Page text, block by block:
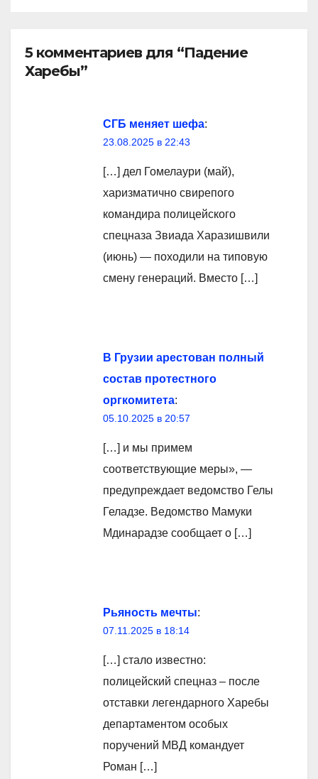
5 комментариев для “Падение
Харебы”
СГБ меняет шефа:
23.08.2025 в 22:43
[…] дел Гомелаури (май),
харизматично свирепого
командира полицейского
спецназа Звиада Харазишвили
(июнь) — походили на типовую
смену генераций. Вместо […]
В Грузии арестован полный
состав протестного
оргкомитета:
05.10.2025 в 20:57
[…] и мы примем
соответствующие меры», —
предупреждает ведомство Гелы
Геладзе. Ведомство Мамуки
Мдинарадзе сообщает о […]
Рьяность мечты:
07.11.2025 в 18:14
[…] стало известно:
полицейский спецназ – после
отставки легендарного Харебы
департаментом особых
поручений МВД командует
Роман […]